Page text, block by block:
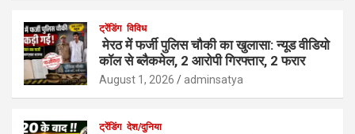
ट्रेंडिंग विविध
मेरठ में फर्जी पुलिस चौकी का खुलासा: न्यूड वीडियो
कॉल से ब्लैकमेल, 2 आरोपी गिरफ्तार, 2 फरार
August 1, 2026 adminsatya
ट्रेंडिंग देश/दुनिया